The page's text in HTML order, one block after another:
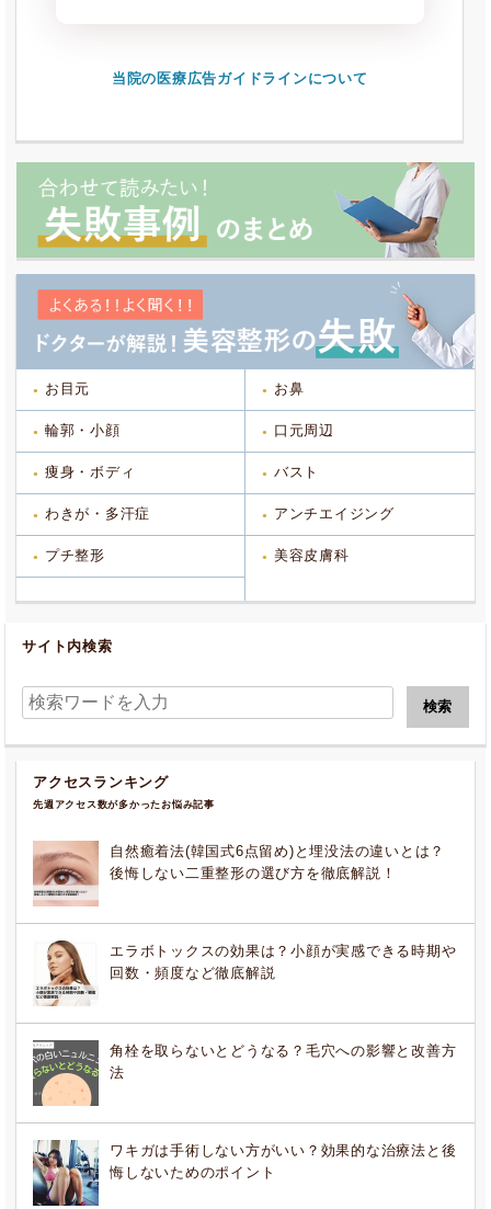
当院の医療広告ガイドラインについて
お目元 お鼻
輪郭・小顔 口元周辺
痩身・ボディ バスト
わきが・多汗症 アンチエイジング
プチ整形 美容皮膚科
サイト内検索
アクセスランキング
先週アクセス数が多かったお悩み記事
自然癒着法(韓国式6点留め)と埋没法の違いとは？
後悔しない二重整形の選び方を徹底解説！
エラボトックスの効果は？小顔が実感できる時期や
回数・頻度など徹底解説
角栓を取らないとどうなる？毛穴への影響と改善方
法
ワキガは手術しない方がいい？効果的な治療法と後
悔しないためのポイント